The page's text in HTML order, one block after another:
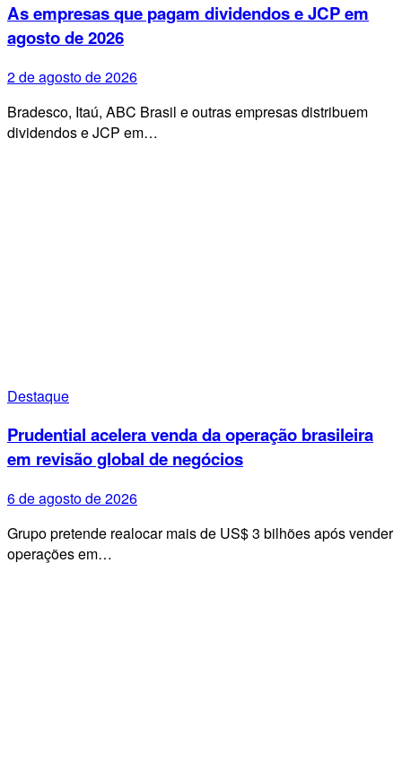
As empresas que pagam dividendos e JCP em
agosto de 2026
2 de agosto de 2026
Bradesco, Itaú, ABC Brasil e outras empresas distribuem
dividendos e JCP em…
Destaque
Prudential acelera venda da operação brasileira
em revisão global de negócios
6 de agosto de 2026
Grupo pretende realocar mais de US$ 3 bilhões após vender
operações em…